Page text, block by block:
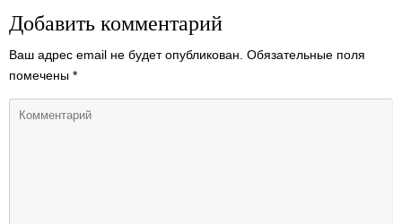
Добавить комментарий
Ваш адрес email не будет опубликован. Обязательные поля
помечены *